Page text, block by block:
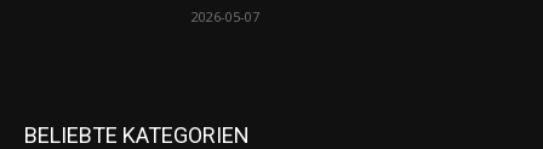
2026-05-07
BELIEBTE KATEGORIEN